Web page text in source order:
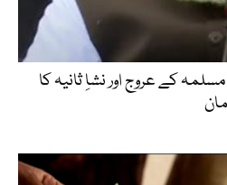
کے عروج اور نشاِ ثانیہ کا